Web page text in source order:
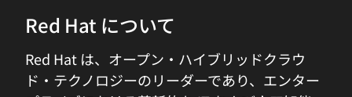
Red Hat について
Red Hat は、オープン・ハイブリッドクラウ
ド・テクノロジーのリーダーであり、エンター